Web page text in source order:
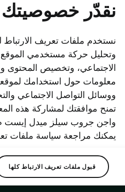
نقدّر خصوصيتك
نستخدم ملفات تعريف الارتباط
وتحليل حركة مستخدمي
الاجتماعي، وتخصيص المحتوى
معلومات حول استخدامك
ووسائل التواصل الاجتماعي
تمنح موافقتك لمشاركة هذه
واجن جروب سيلز ميدل إيست
يمكنك مراجعة سياسة ملفات
قبول ملفات تعريف الارتباط كلها